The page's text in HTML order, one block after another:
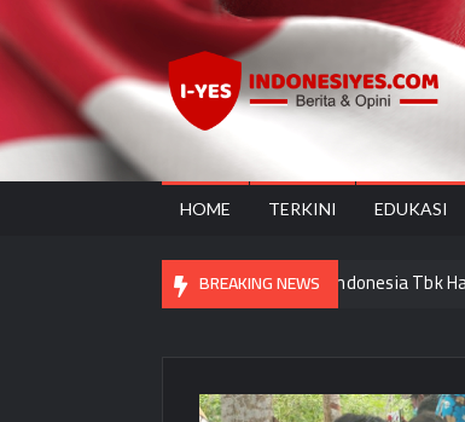
to
content
HOME TERKINI EDUKASI
BREAKING NEWS
dan PT Bank Muamalat Indonesia Tbk Hadir di